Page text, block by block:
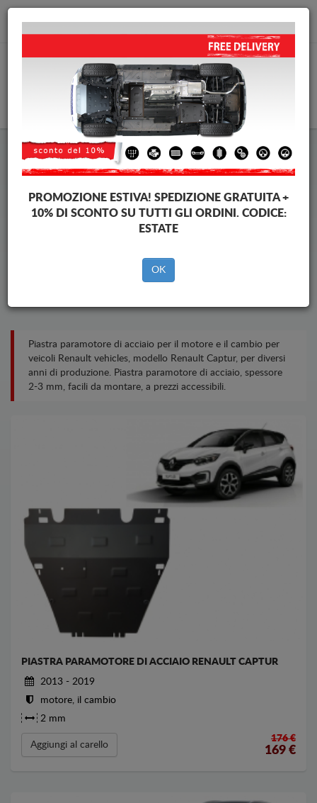
info@piastraparamotore.com
Piastra paramotore di acciaio
Renault Captur
Piastra paramotore di acciaio per il motore e il cambio per
veicoli Renault vehicles, modello Renault Captur, per diversi
anni di produzione. Piastra paramotore di acciaio, spessore
2-3 mm, facili da montare, a prezzi accessibili.
PIASTRA PARAMOTORE DI ACCIAIO RENAULT CAPTUR
2013 - 2019
motore, il cambio
2 mm
Aggiungi al carello
176 €
169 €
PROMOZIONE ESTIVA! SPEDIZIONE GRATUITA +
10% DI SCONTO SU TUTTI GLI ORDINI. CODICE:
ESTATE
OK